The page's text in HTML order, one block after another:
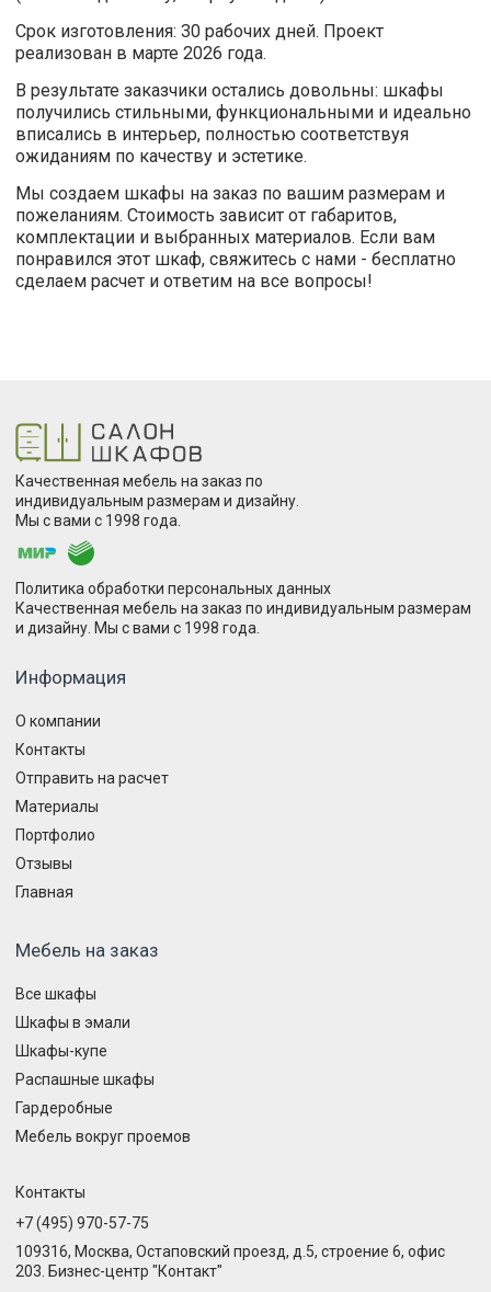
Срок изготовления: 30 рабочих дней. Проект
реализован в марте 2026 года.
В результате заказчики остались довольны: шкафы
получились стильными, функциональными и идеально
вписались в интерьер, полностью соответствуя
ожиданиям по качеству и эстетике.
Мы создаем шкафы на заказ по вашим размерам и
пожеланиям. Стоимость зависит от габаритов,
комплектации и выбранных материалов. Если вам
понравился этот шкаф, свяжитесь с нами - бесплатно
сделаем расчет и ответим на все вопросы!
Качественная мебель на заказ по
индивидуальным размерам и дизайну.
Мы с вами с 1998 года.
Политика обработки персональных данных
Качественная мебель на заказ по индивидуальным размерам
и дизайну. Мы с вами с 1998 года.
Информация
О компании
Контакты
Отправить на расчет
Материалы
Портфолио
Отзывы
Главная
Мебель на заказ
Все шкафы
Шкафы в эмали
Шкафы-купе
Распашные шкафы
Гардеробные
Мебель вокруг проемов
Контакты
+7 (495) 970-57-75
109316, Москва, Остаповский проезд, д.5, строение 6, офис
203. Бизнес-центр "Контакт"